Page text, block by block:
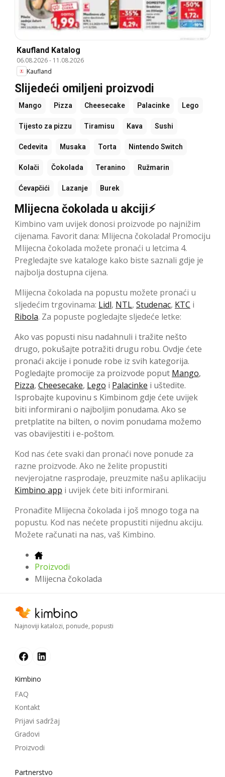
Kaufland Katalog
06.08.2026- 11.08.2026
Kaufland
Slijedeći omiljeni proizvodi
Mango Pizza Cheesecake Palacinke Lego
Tijesto za pizzu Tiramisu Kava Sushi
Cedevita Musaka Torta Nintendo Switch
Kolači Čokolada Teranino Ružmarin
Ćevapčići Lazanje Burek
Mlijecna čokolada u akciji⚡
Kimbino vam uvijek donosi proizvode po najnižim
cijenama. Favorit dana: Mlijecna čokolada! Promociju
Mlijecna čokolada možete pronaći u letcima 4.
Pregledajte sve kataloge kako biste saznali gdje je
najbolja dostupna cijena.
Mlijecna čokolada na popustu možete pronaći u
sljedećim trgovinama: Lidl, NTL, Studenac, KTC i
Ribola. Za popuste pogledajte sljedeće letke:
Ako vas popusti nisu nadahnuli i tražite nešto
drugo, pokušajte potražiti drugu robu. Ovdje ćete
pronaći akcije i ponude robe iz svih kategorija.
Pogledajte promocije za proizvode poput Mango,
Pizza, Cheesecake, Lego i Palacinke i uštedite.
Isprobajte kupovinu s Kimbinom gdje ćete uvijek
biti informirani o najboljim ponudama. Ako se
pretplatite na bilten, o novim ponudama možemo
vas obavijestiti i e-poštom.
Kod nas ćete svaki dan pronaći nove ponude za
razne proizvode. Ako ne želite propustiti
nevjerojatne rasprodaje, preuzmite našu aplikaciju
Kimbino app i uvijek ćete biti informirani.
Pronađite Mlijecna čokolada i još mnogo toga na
popustu. Kod nas nećete propustiti nijednu akciju.
Možete računati na nas, vaš Kimbino.
Proizvodi
Mlijecna čokolada
Najnoviji katalozi, ponude, popusti
Kimbino
FAQ
Kontakt
Prijavi sadržaj
Gradovi
Proizvodi
Partnerstvo